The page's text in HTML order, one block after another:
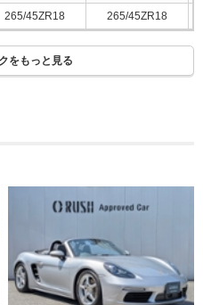
265/45ZR18 265/45ZR18
をもっと見る